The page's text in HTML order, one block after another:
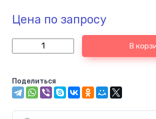
Цена по запросу
В
Поделиться